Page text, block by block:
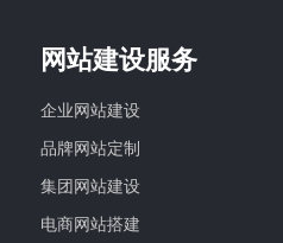
网站建设服务
企业网站建设
品牌网站定制
集团网站建设
电商网站搭建